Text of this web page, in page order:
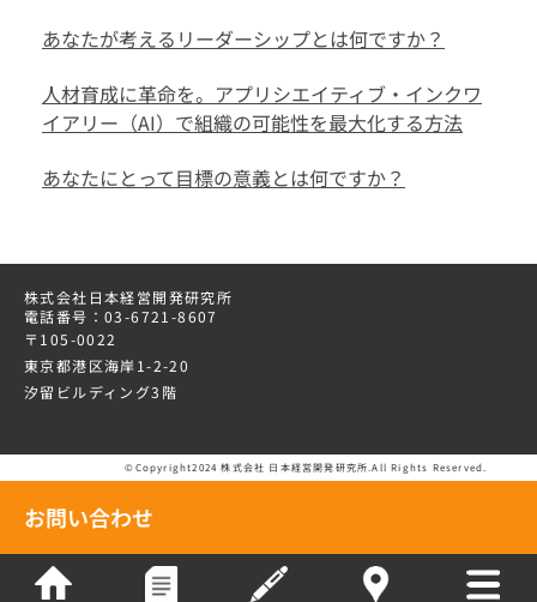
あなたが考えるリーダーシップとは何ですか？
人材育成に革命を。アプリシエイティブ・インクワ
イアリー（AI）で組織の可能性を最大化する方法
あなたにとって目標の意義とは何ですか？
株式会社日本経営開発研究所
電話番号：03-6721-8607
〒105-0022
東京都港区海岸1-2-20
汐留ビルディング3階
©Copyright2024 株式会社 日本経営開発研究所.All Rights Reserved.
お問い合わせ